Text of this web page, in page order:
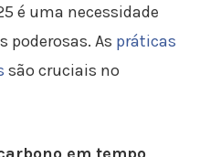
é uma necessidade
poderosas. As práticas
são cruciais no